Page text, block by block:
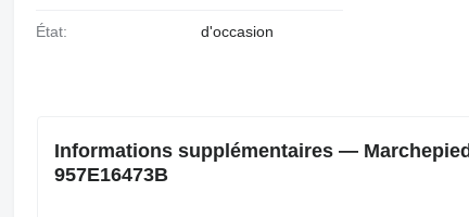
État: d'occasion
Informations supplémentaires —
957E16473B